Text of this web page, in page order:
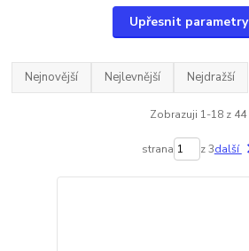
Upřesnit parametry
Nejnovější Nejlevnější Nejdražší
Zobrazuji 1-18 z 44
strana z 3další